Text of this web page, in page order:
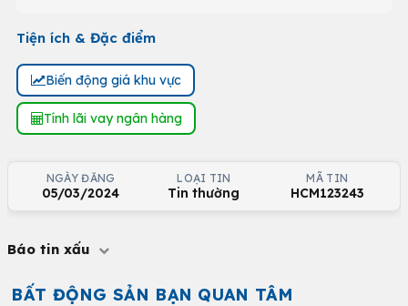
Tiện ích & Đặc điểm
Biến động giá khu vực
Tính lãi vay ngân hàng
NGÀY ĐĂNG
05/03/2024
LOẠI TIN
Tin thường
MÃ TIN
HCM123243
Báo tin xấu
BẤT ĐỘNG SẢN BẠN QUAN TÂM